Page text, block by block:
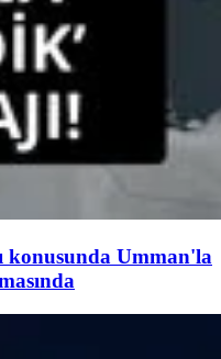
konusunda Umman'la